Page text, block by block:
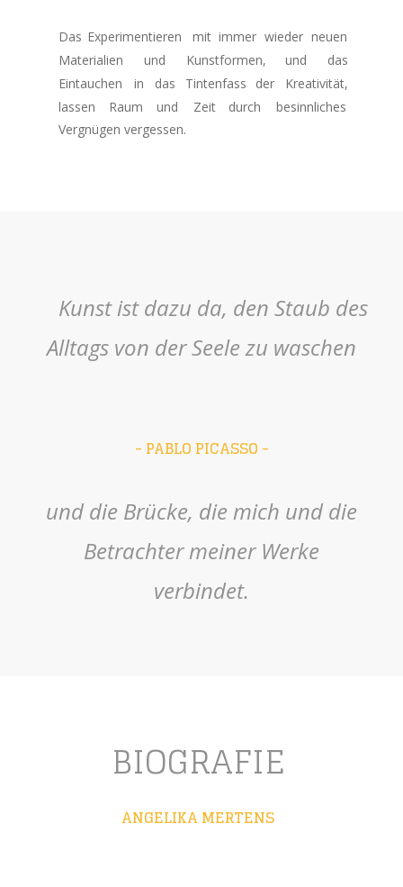
Das Experimentieren mit immer wieder neuen
Materialien und Kunstformen, und das
Eintauchen in das Tintenfass der Kreativität,
lassen Raum und Zeit durch besinnliches
Vergnügen vergessen.
BIOGRAFIE
ANGELIKA MERTENS
Kunst ist dazu da, den Staub des
Alltags von der Seele zu waschen
- PABLO PICASSO -
und die Brücke, die mich und die
Betrachter meiner Werke
verbindet.